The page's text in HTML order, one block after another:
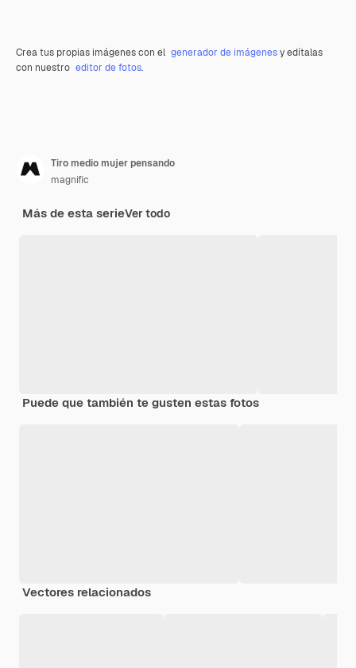
Crea tus propias imágenes con el generador de imágenesy edítalas
con nuestro editor de fotos.
Tiro medio mujer pensando
magnific
Más de esta serieVer todo
Puede que también te gusten estas fotos
Vectores relacionados